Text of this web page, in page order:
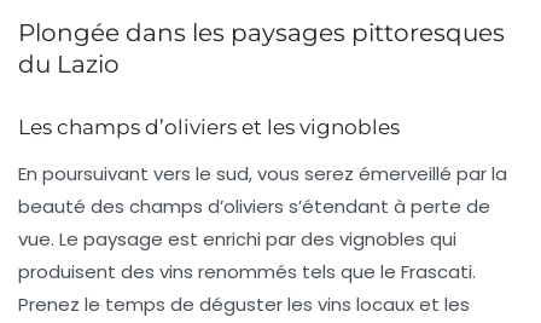
Plongée dans les paysages pittoresques
du Lazio
Les champs d’oliviers et les vignobles
En poursuivant vers le sud, vous serez émerveillé par la
beauté des champs d’oliviers s’étendant à perte de
vue. Le paysage est enrichi par des vignobles qui
produisent des vins renommés tels que le Frascati.
Prenez le temps de déguster les vins locaux et les